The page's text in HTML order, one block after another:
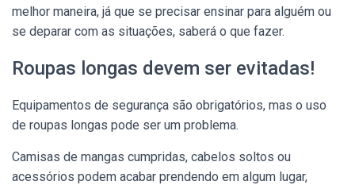
melhor maneira, já que se precisar ensinar para alguém ou
se deparar com as situações, saberá o que fazer.
Roupas longas devem ser evitadas!
Equipamentos de segurança são obrigatórios, mas o uso
de roupas longas pode ser um problema.
Camisas de mangas cumpridas, cabelos soltos ou
acessórios podem acabar prendendo em algum lugar,